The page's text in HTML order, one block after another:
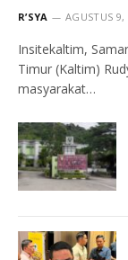
R’SYA AGUSTUS 9,
Insitekaltim,
Timur (Kaltim)
masyarakat…